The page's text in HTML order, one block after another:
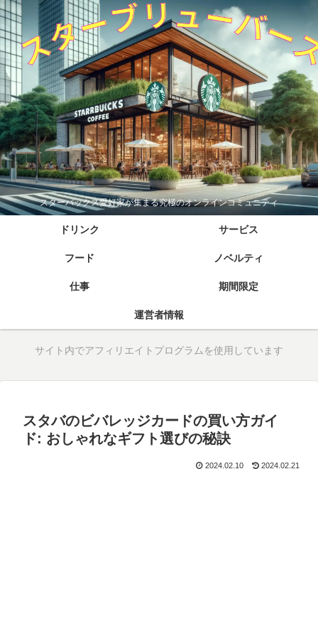
スターバックス愛好家が集まる究極のオンラインコミュニティ
ドリンク サービス
フード ノベルティ
仕事 期間限定
運営者情報
サイト内でアフィリエイトプログラムを使用しています
スタバのビバレッジカードの買い方ガイ
ド: おしゃれなギフト選びの秘訣
2024.02.10 2024.02.21